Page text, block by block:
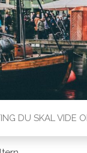
DU SKAL VIDE